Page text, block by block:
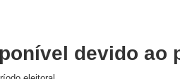
devido ao